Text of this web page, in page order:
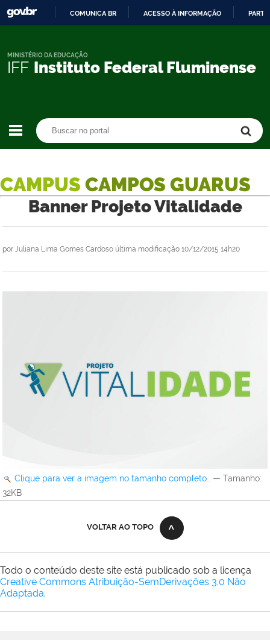
CONTEÚDO
COMUNICA BR ACESSO À INFORMAÇÃO
IFF Instituto Federal Fluminense
MINISTÉRIO DA EDUCAÇÃO
CAMPUS CAMPOS GUARUS
Banner Projeto Vitalidade
por Juliana Lima Gomes Cardoso última modificação 10/12/2015 14h20
Clique para ver a imagem no tamanho completo… — Tamanho:
32KB
VOLTAR AO TOPO
Todo o conteúdo deste site está publicado sob a licença
Creative Commons Atribuição-SemDerivações 3.0 Não
Adaptada.